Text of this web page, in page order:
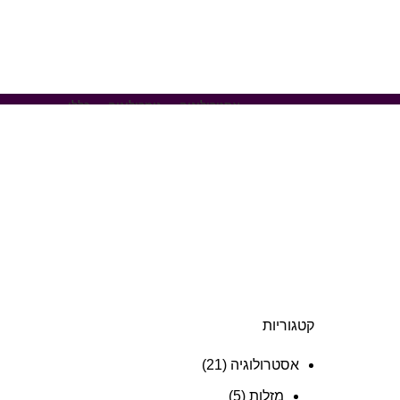
אסטרולוגיה נומרולוגיה כללי
קטגוריות
אסטרולוגיה (21)
מזלות (5)